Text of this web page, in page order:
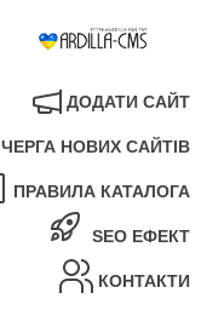
ДОДАТИ САЙТ
ЧЕРГА НОВИХ САЙТІВ
ПРАВИЛА КАТАЛОГА
SEO ЕФЕКТ
КОНТАКТИ